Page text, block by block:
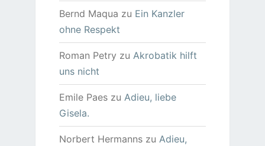
Bernd Maqua zu Ein Kanzler
ohne Respekt
Roman Petry zu Akrobatik hilft
uns nicht
Emile Paeszu Adieu, liebe
Gisela.
Norbert Hermannszu Adieu,